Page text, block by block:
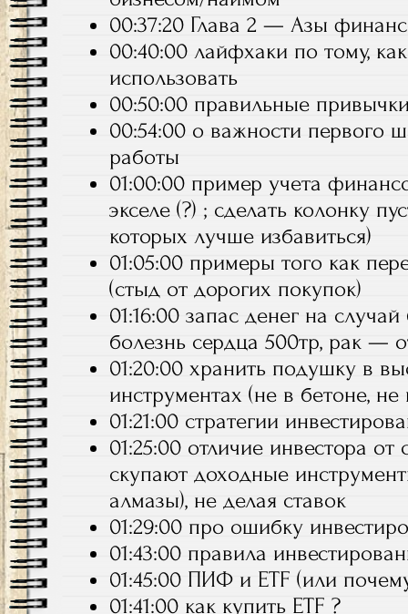
00:37:20 Глава 2 — Азы
00:40:00 лайфхаки по тому,
использовать
00:50:00 правильные
00:54:00 о важности первого
работы
01:00:00 пример учета
экселе (?) ; сделать колонку
которых лучше избавиться)
01:05:00 примеры того как
(стыд от дорогих покупок)
01:16:00 запас денег на
болезнь сердца 500тр, рак —
01:20:00 хранить подушку в
инструментах (не в бетоне, не
01:21:00 стратегии
01:25:00 отличие инвестора от
скупают доходные
алмазы), не делая ставок
01:29:00 про ошибку
01:43:00 правила
01:45:00 ПИФ и ETF (или
01:41:00 как купить ETF ?